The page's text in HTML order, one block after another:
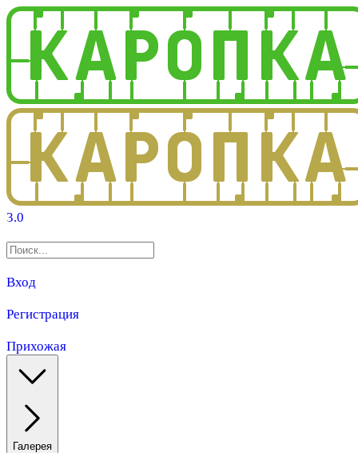
3.0
Вход
Регистрация
Прихожая
Галерея